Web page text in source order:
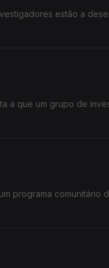
estão a
a que um grupo de
programa comunitário